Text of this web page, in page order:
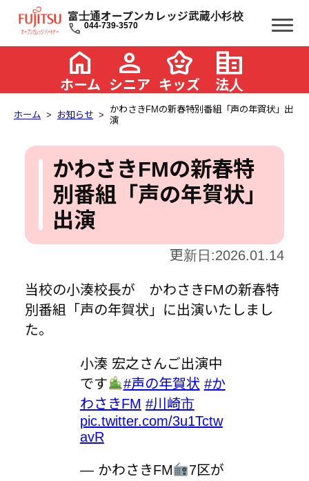
富士通オープンカレッジ武蔵小杉校
call 044-739-3570
home
ホーム
person
シニア
family_star
キッズ
corporate_fare
法人
ホーム お知らせ
かわさきFMの新春特別番組「声の年賀状」出
演
かわさきFMの新春特
別番組「声の年賀状」
出演
更新日:2026.01.14
当校の小湊校長が かわさきFMの新春特
別番組「声の年賀状」に出演いたしまし
た。
小湊 宏之さんご出演中
です
#声の年賀状 #か
わさきFM #川崎市
pic.twitter.com/3u1Tctw
avR
— かわさきFM
7区が